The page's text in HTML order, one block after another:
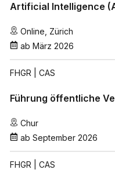
Artificial Intelligence
Online Zürich
ab März 2026
FHGR | CAS
Führung öffentliche
Chur
ab September 2026
FHGR | CAS